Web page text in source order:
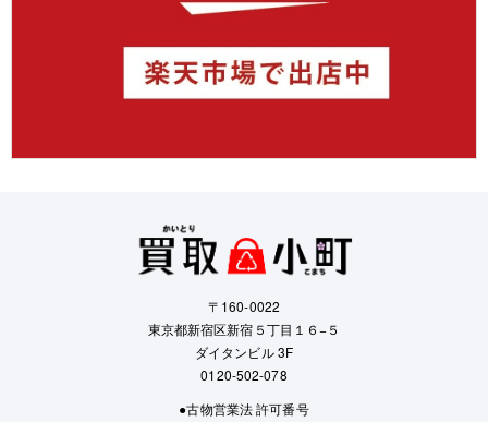
〒160-0022
東京都新宿区新宿５丁目１６−５
ダイタンビル 3F
0120-502-078
●古物営業法 許可番号